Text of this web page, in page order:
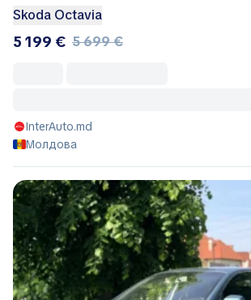
Skoda Octavia
5 199 € 5 699 €
InterAuto.md
Молдова